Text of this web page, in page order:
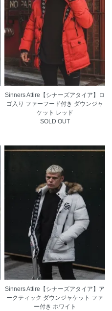
Sinners Attire【シナーズアタイア】ロ
ゴ入り ファーフード付き ダウンジャ
ケット レッド
SOLD OUT
Sinners Attire【シナーズアタイア】ア
ークティック ダウンジャケット ファ
ー付き ホワイト